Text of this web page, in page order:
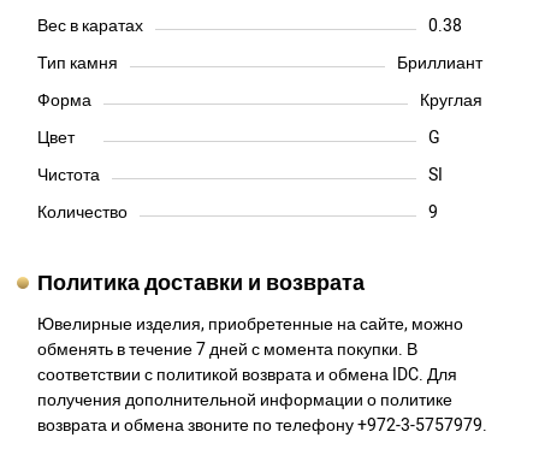
Вес в каратах
0.38
Тип камня
Бриллиант
Форма
Круглая
Цвет
G
Чистота
SI
Количество
9
Политика доставки и возврата
Ювелирные изделия, приобретенные на сайте, можно
обменять в течение 7 дней с момента покупки. В
соответствии с политикой возврата и обмена IDC. Для
получения дополнительной информации о политике
возврата и обмена звоните по телефону +972-3-5757979.